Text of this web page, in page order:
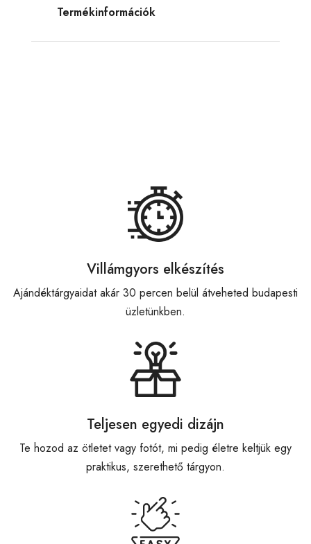
Termékinformációk
Villámgyors elkészítés
Ajándéktárgyaidat akár 30 percen belül átveheted budapesti
üzletünkben.
Teljesen egyedi dizájn
Te hozod az ötletet vagy fotót, mi pedig életre keltjük egy
praktikus, szerethető tárgyon.